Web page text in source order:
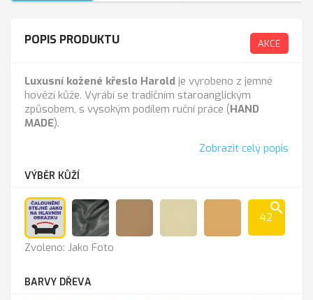
POPIS PRODUKTU AKCE
Luxusní kožené křeslo Harold je vyrobeno z jemné
hovězí kůže. Vyrábí se tradičním staroanglickým
způsobem, s vysokým podílem ruční práce (HAND
MADE).
Zobrazit celý popis
VÝBĚR KŮŽÍ
Jako
Anthrazit
search
42
Zvoleno: Jako Foto
BARVY DŘEVA